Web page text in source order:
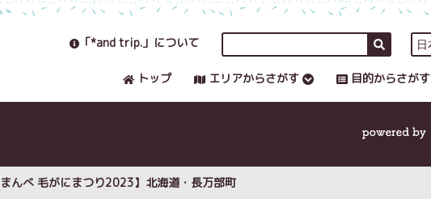
「*and trip.」について
トップ エリアからさがす 目的からさがす
んべ 毛がにまつり2023】北海道・長万部町